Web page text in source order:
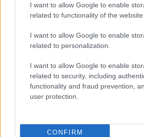
I want to allow Google to enable
related to functionality of the website
I want to allow Google to enable
related to personalization.
I want to allow Google to enable
related to security, including
functionality and fraud prevention,
user protection.
CONFIRM
Περιοδεία Πιτσιλή σε
των Δωδεκανήσων